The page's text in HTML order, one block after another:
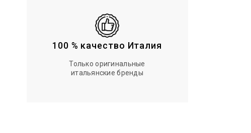
100 % качество Италия
Только оригинальные
итальянские бренды